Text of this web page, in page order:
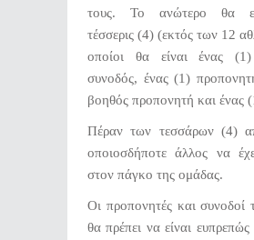
τους. Το ανώτερο θα
τέσσερις (4) (εκτός των 12
οποίοι θα είναι ένας (1)
συνοδός, ένας (1)
βοηθός προπονητή και ένας
Πέραν των τεσσάρων (4)
οποιοσδήποτε άλλος να
στον πάγκο της ομάδας.
Οι προπονητές και
θα πρέπει να είναι ευπρεπώς